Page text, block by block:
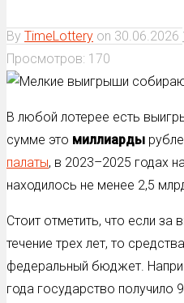
By TimeLottery on 30.06.2026
Просмотров: 170
В любой лотерее есть
сумме это миллиарды
палаты, в 2023–2025 годах
находилось не менее 2,5
Стоит отметить, что если
течение трех лет, то
федеральный бюджет.
года государство получило